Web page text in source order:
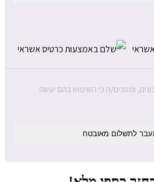
ומסכים/ה כי השימוש בהם יעשה
לתשלום מאובטח